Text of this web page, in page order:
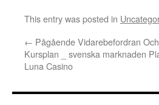
This entry was posted in
← Pågående Vidarebefordran
Kursplan _ svenska marknaden
Luna Casino